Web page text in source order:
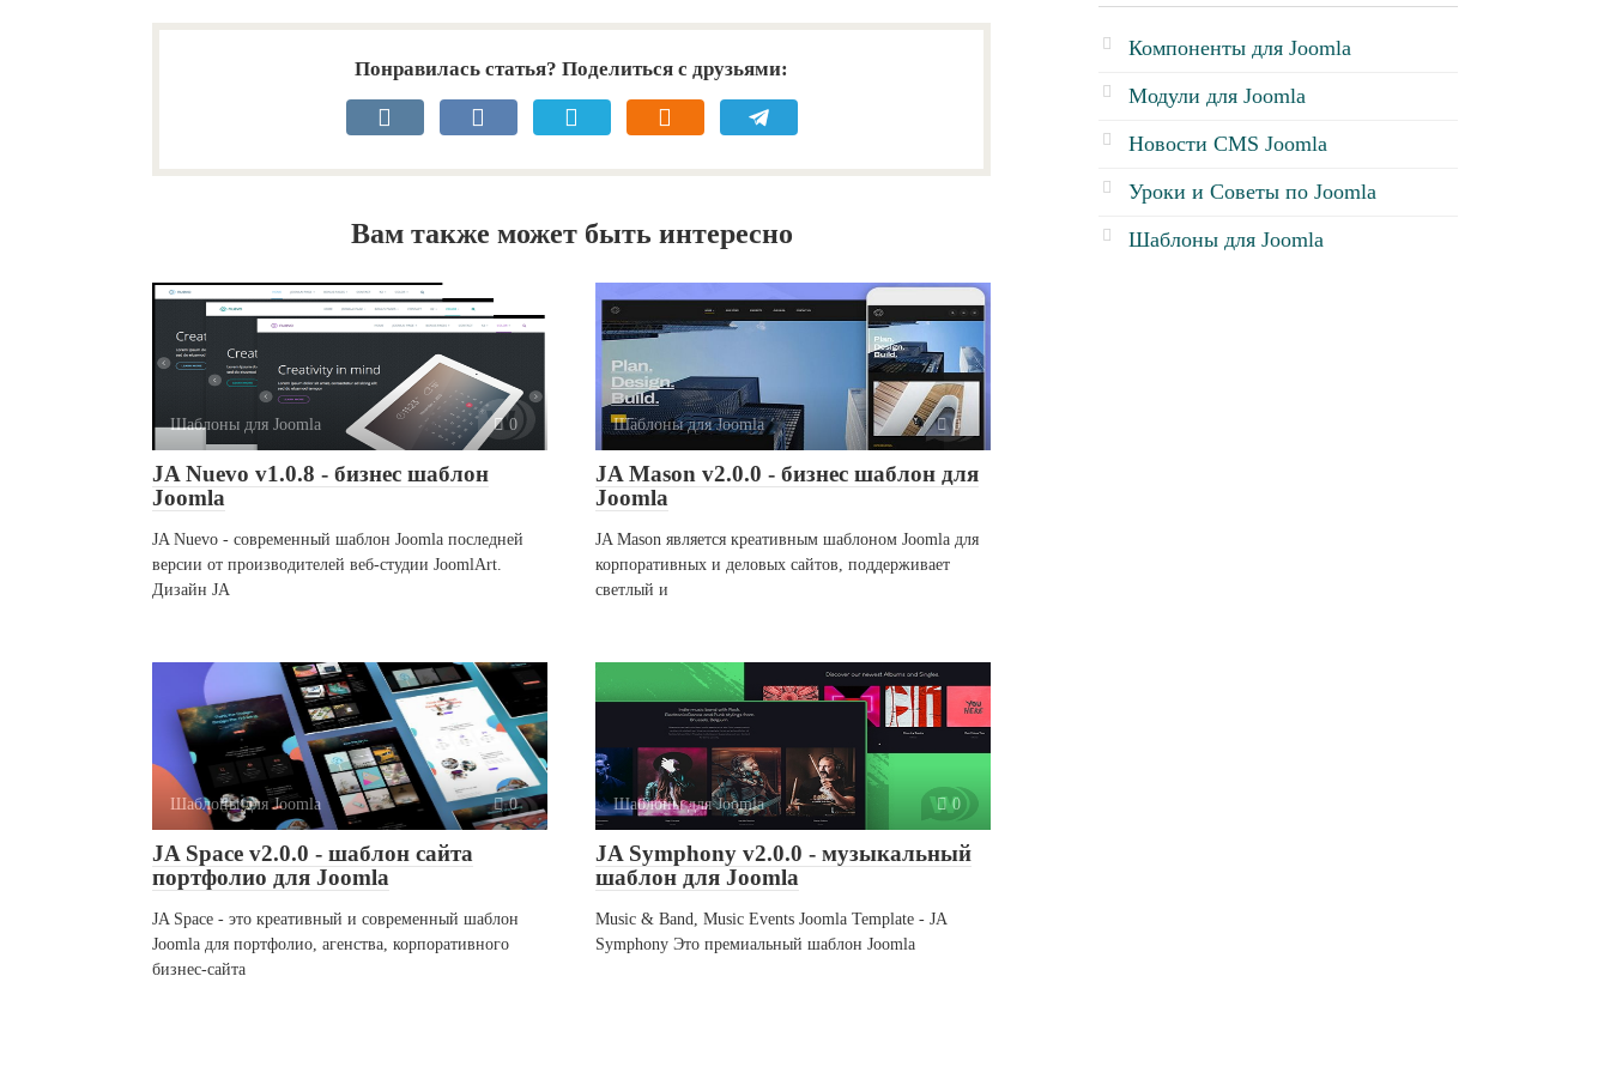
Понравилась статья? Поделиться с друзьями:
Вам также может быть интересно
Шаблоны для Joomla 0
JA Nuevo v1.0.8 - бизнес шаблон
Joomla
JA Nuevo - современный шаблон Joomla последней
версии от производителей веб-студии JoomlArt.
Дизайн JA
Шаблоны для Joomla 0
JA Mason v2.0.0 - бизнес шаблон для
Joomla
JA Mason является креативным шаблоном Joomla для
корпоративных и деловых сайтов, поддерживает
светлый и
Шаблоны для Joomla 0
JA Space v2.0.0 - шаблон сайта
портфолио для Joomla
JA Space - это креативный и современный шаблон
Joomla для портфолио, агенства, корпоративного
бизнес-сайта
Шаблоны для Joomla 0
JA Symphony v2.0.0 - музыкальный
шаблон для Joomla
Music & Band, Music Events Joomla Template - JA
Symphony Это премиальный шаблон Joomla
Компоненты для Joomla
Модули для Joomla
Новости CMS Joomla
Уроки и Советы по Joomla
Шаблоны для Joomla